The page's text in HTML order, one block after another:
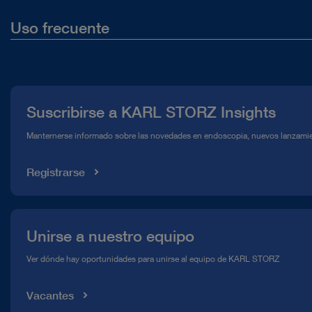
Tijeras
Traqueoscopio
Abrir vista general
Uso frecuente
Línea de atención para el Cumplimiento normativo (Hotline)
Suscribirse a KARL STORZ Insights
Manternerse informado sobre las novedades en endoscopia, nuevos
Registrarse
Unirse a nuestro equipo
Ver dónde hay oportunidades para unirse al equipo de KARL STORZ
Vacantes